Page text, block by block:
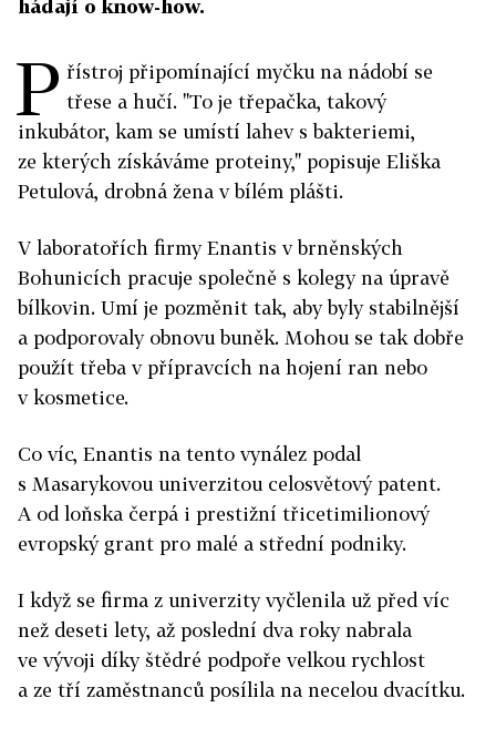
hádají o know-how.
P řístroj připomínající myčku na nádobí se
třese a hučí. "To je třepačka, takový
inkubátor, kam se umístí lahev s bakteriemi,
ze kterých získáváme proteiny," popisuje Eliška
Petulová, drobná žena v bílém plášti.
V laboratořích firmy Enantis v brněnských
Bohunicích pracuje společně s kolegy na úpravě
bílkovin. Umí je pozměnit tak, aby byly stabilnější
a podporovaly obnovu buněk. Mohou se tak dobře
použít třeba v přípravcích na hojení ran nebo
v kosmetice.
Co víc, Enantis na tento vynález podal
s Masarykovou univerzitou celosvětový patent.
A od loňska čerpá i prestižní třicetimilionový
evropský grant pro malé a střední podniky.
I když se firma z univerzity vyčlenila už před víc
než deseti lety, až poslední dva roky nabrala
ve vývoji díky štědré podpoře velkou rychlost
a ze tří zaměstnanců posílila na necelou dvacítku.